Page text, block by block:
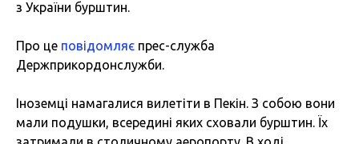
з України бурштин.
Про це повідомляє прес-служба
Держприкордонслужби.
Іноземці намагалися вилетіти в Пекін. З собою вони
мали подушки, всередині яких сховали бурштин. Їх